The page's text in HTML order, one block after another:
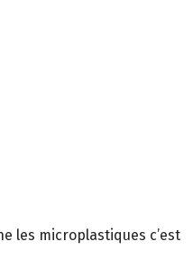
les microplastiques c’est